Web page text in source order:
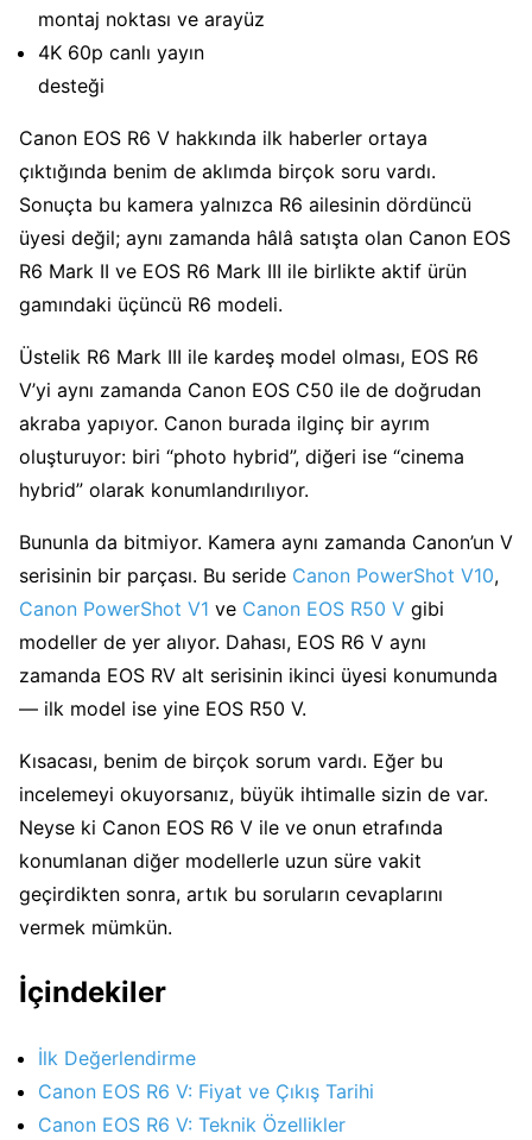
montaj noktası ve arayüz
4K 60p canlı yayın
desteği
Canon EOS R6 V hakkında ilk haberler ortaya
çıktığında benim de aklımda birçok soru vardı.
Sonuçta bu kamera yalnızca R6 ailesinin dördüncü
üyesi değil; aynı zamanda hâlâ satışta olan Canon EOS
R6 Mark II ve EOS R6 Mark III ile birlikte aktif ürün
gamındaki üçüncü R6 modeli.
Üstelik R6 Mark III ile kardeş model olması, EOS R6
V’yi aynı zamanda Canon EOS C50 ile de doğrudan
akraba yapıyor. Canon burada ilginç bir ayrım
oluşturuyor: biri “photo hybrid”, diğeri ise “cinema
hybrid” olarak konumlandırılıyor.
Bununla da bitmiyor. Kamera aynı zamanda Canon’un V
serisinin bir parçası. Bu seride Canon PowerShot V10,
Canon PowerShot V1 ve Canon EOS R50 V gibi
modeller de yer alıyor. Dahası, EOS R6 V aynı
zamanda EOS RV alt serisinin ikinci üyesi konumunda
— ilk model ise yine EOS R50 V.
Kısacası, benim de birçok sorum vardı. Eğer bu
incelemeyi okuyorsanız, büyük ihtimalle sizin de var.
Neyse ki Canon EOS R6 V ile ve onun etrafında
konumlanan diğer modellerle uzun süre vakit
geçirdikten sonra, artık bu soruların cevaplarını
vermek mümkün.
İçindekiler
İlk Değerlendirme
Canon EOS R6 V: Fiyat ve Çıkış Tarihi
Canon EOS R6 V: Teknik Özellikler